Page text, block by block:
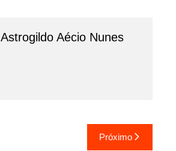
Astrogildo Aécio Nunes
Próximo